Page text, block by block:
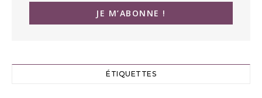
ÉTIQUETTES